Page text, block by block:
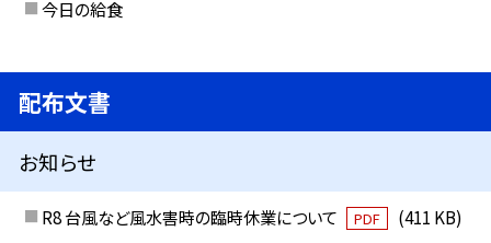
今日の給食
配布文書
お知らせ
R8 台風など風水害時の臨時休業について PDF (411 KB)